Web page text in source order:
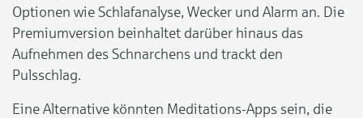
Optionen wie Schlafanalyse, Wecker und Alarm an. Die
Premiumversion beinhaltet darüber hinaus das
Aufnehmen des Schnarchens und trackt den
Pulsschlag.
Eine Alternative könnten Meditations-Apps sein, die